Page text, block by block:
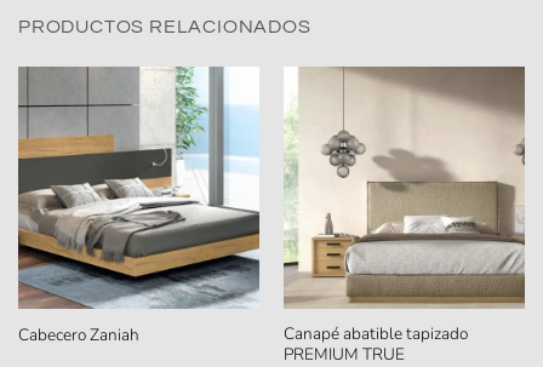
PRODUCTOS RELACIONADOS
Cabecero Zaniah
Canapé abatible tapizado
PREMIUM TRUE